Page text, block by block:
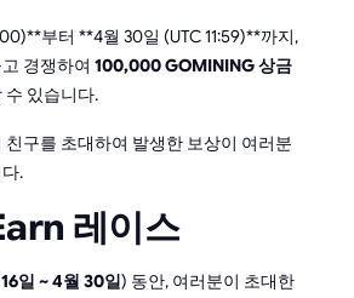
부터 **4월 30일 (UTC 11:59)**까지,
경쟁하여 100,000 GOMINING 상금
수 있습니다.
친구를 초대하여 발생한 보상이 여러분
.
레이스
일 ~ 4월 30일) 동안, 여러분이 초대한